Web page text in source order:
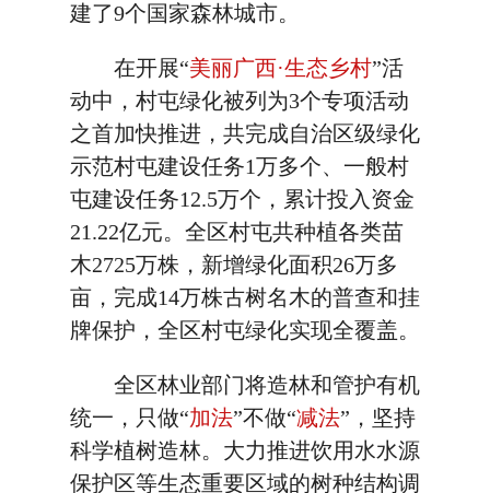
建了9个国家森林城市。
在开展“美丽广西·生态乡村”活
动中，村屯绿化被列为3个专项活动
之首加快推进，共完成自治区级绿化
示范村屯建设任务1万多个、一般村
屯建设任务12.5万个，累计投入资金
21.22亿元。全区村屯共种植各类苗
木2725万株，新增绿化面积26万多
亩，完成14万株古树名木的普查和挂
牌保护，全区村屯绿化实现全覆盖。
全区林业部门将造林和管护有机
统一，只做“加法”不做“减法”，坚持
科学植树造林。大力推进饮用水水源
保护区等生态重要区域的树种结构调